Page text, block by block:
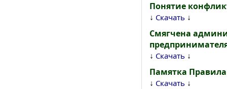
Понятие
↓ Скачать ↓
Смягчена
↓ Скачать ↓
Памятка
↓ Скачать ↓